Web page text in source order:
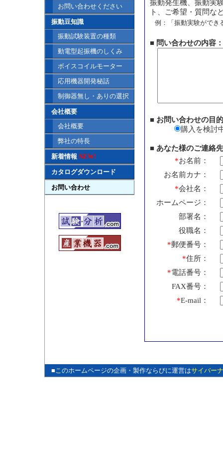
振動発生機、振動実
ト、ご希望・質問な
例：「振動実験ができ
■ 問い合わせの内容：
■ お問い合わせの目
購入を
■ あなた様のご連絡先
*お名前：
お名前カナ：
*会社名：
ホームページ：
部署名：
役職名：
*郵便番号：
*住所：
*電話番号：
FAX番号：
*E-mail：
お問い合わせください
振動豆知識
振動試験装置の種類
動電型起振機のしくみ
ボイスコイルモーター
応用機器開発秘話
制御器無し・ありの選択
会社概要
会社概要
弊社の特長
新着情報 NEW!
カタログダウンロード
お問い合わせ
■このホームページの企画・製作ならびに運営はサイバー